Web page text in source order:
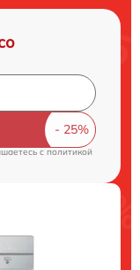
cполитикой